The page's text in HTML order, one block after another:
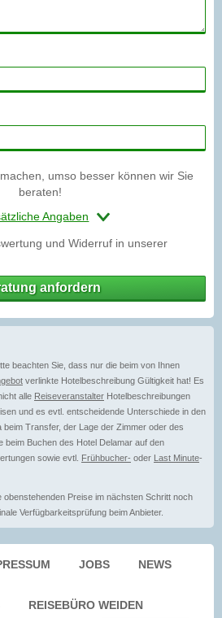
umso besser können wir Sie
beraten!
Angaben
und Widerruf in unserer
anfordern
beachten Sie, dass nur die beim von Ihnen
verlinkte Hotelbeschreibung Gültigkeit hat! Es
alle Reiseveranstalter Hotelbeschreibungen
und es evtl. entscheidende Unterschiede in den
Transfer, der Lage der Zimmer oder des
beim Buchen des Hotel Delamar auf den
sowie evtl. Frühbucher- oder Last Minute-
obenstehenden Preise im nächsten Schritt noch
Verfügbarkeitsprüfung beim Anbieter.
JOBS NEWS
REISEBÜRO WEIDEN